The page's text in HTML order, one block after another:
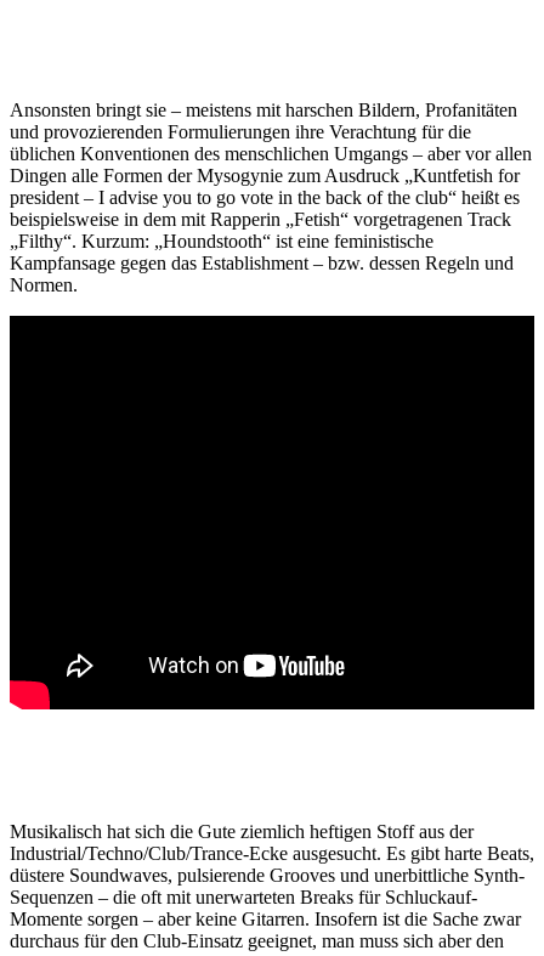
Ansonsten bringt sie – meistens mit harschen Bildern, Profanitäten
und provozierenden Formulierungen ihre Verachtung für die
üblichen Konventionen des menschlichen Umgangs – aber vor allen
Dingen alle Formen der Mysogynie zum Ausdruck „Kuntfetish for
president – I advise you to go vote in the back of the club“ heißt es
beispielsweise in dem mit Rapperin „Fetish“ vorgetragenen Track
„Filthy“. Kurzum: „Houndstooth“ ist eine feministische
Kampfansage gegen das Establishment – bzw. dessen Regeln und
Normen.
Musikalisch hat sich die Gute ziemlich heftigen Stoff aus der
Industrial/Techno/Club/Trance-Ecke ausgesucht. Es gibt harte Beats,
düstere Soundwaves, pulsierende Grooves und unerbittliche Synth-
Sequenzen – die oft mit unerwarteten Breaks für Schluckauf-
Momente sorgen – aber keine Gitarren. Insofern ist die Sache zwar
durchaus für den Club-Einsatz geeignet, man muss sich aber den